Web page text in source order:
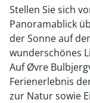
Stellen Sie sich
Panoramablick
der Sonne auf
wunderschönes
Auf Øvre
Ferienerlebnis
zur Natur sowie